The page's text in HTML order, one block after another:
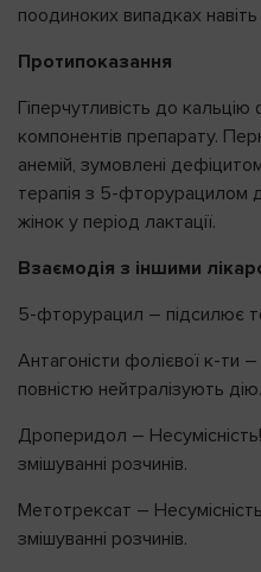
поодиноких випадках
Протипоказання
Гіперчутливість до
компонентів препарату.
анемій, зумовлені
терапія з 5-фторурацилом
жінок у період лактації.
Взаємодія з іншими
5-фторурацил – підсилює
Антагоністи фолієвої к-ти
повністю нейтралізують дію.
Дроперидол –
змішуванні розчинів.
Метотрексат –
змішуванні розчинів.